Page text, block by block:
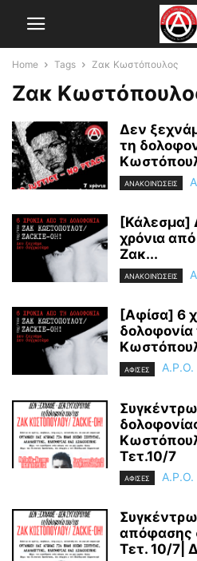
Home Tags Ζακ Κωστόπουλος
Ζακ
Δεν
τη
ΑΝΑΚΟΙΝΏΣΕΙΣ
[Κάλεσμα]
χρόνια
Ζακ...
ΑΝΑΚΟΙΝΏΣΕΙΣ
[Αφίσα] 6
δολοφονία
ΑΦΙΣΕΣ A.P.O.
Τετ.10/7
ΑΦΙΣΕΣ A.P.O.
απόφασης
Τετ. 10/7|